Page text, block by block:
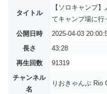
タイトル
【ソロキャンプ
てキャンプ場に行
公開日時
2025-04-03
長さ
43:28
再生回数
91319
チャンネル
名
りおきゃんぷ Rio